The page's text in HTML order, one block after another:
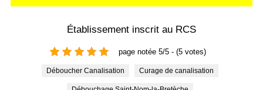
Établissement inscrit au RCS
page notée 5/5 - (5 votes)
Déboucher Canalisation Curage de canalisation